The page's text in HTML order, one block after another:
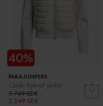
Caelie hybrid jacket
PARAJUMPERS
3 749 SEK
2 249 SEK